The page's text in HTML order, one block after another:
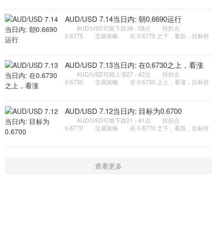
AUD/USD 7.14当日内: 朝0.6690运行
AUD/USD可能下跌38 - 58点 转折点
0.6775 交易策略 在 0.6775 之下，看跌，目标价
AUD/USD 7.13当日内: 在0.6730之上，看涨
AUD/USD可能上涨27 - 42点 转折点
0.6730 交易策略 在 0.6730 之上，看涨，目标价
AUD/USD 7.12当日内: 目标为0.6700
AUD/USD可能下跌21 - 41点 转折点
0.6770 交易策略 在 0.6770 之下，看跌，目标价
查看更多